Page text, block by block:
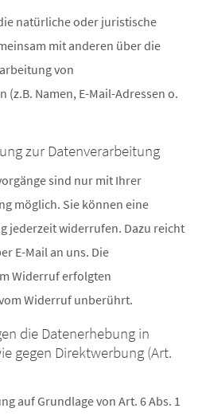
natürliche oder juristische
mit anderen über die
von
(z.B. Namen, E-Mail-Adressen o.
zur Datenverarbeitung
sind nur mit Ihrer
möglich. Sie können eine
jederzeit widerrufen. Dazu reicht
E-Mail an uns. Die
Widerruf erfolgten
Widerruf unberührt.
die Datenerhebung in
gegen Direktwerbung (Art.
auf Grundlage von Art. 6 Abs. 1